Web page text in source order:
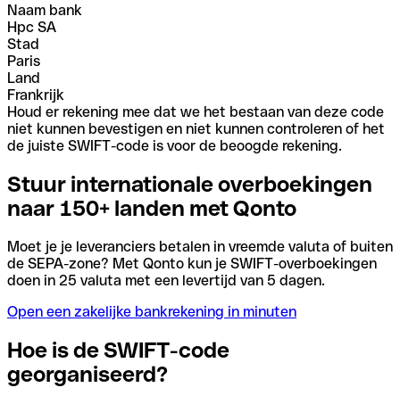
Naam bank
Hpc SA
Stad
Paris
Land
Frankrijk
Houd er rekening mee dat we het bestaan van deze code
niet kunnen bevestigen en niet kunnen controleren of het
de juiste SWIFT-code is voor de beoogde rekening.
Stuur internationale overboekingen
naar 150+ landen met Qonto
Moet je je leveranciers betalen in vreemde valuta of buiten
de SEPA-zone? Met Qonto kun je SWIFT-overboekingen
doen in 25 valuta met een levertijd van 5 dagen.
Open een zakelijke bankrekening in minuten
Hoe is de SWIFT-code
georganiseerd?